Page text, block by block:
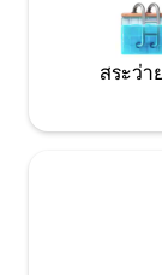
สระว่า